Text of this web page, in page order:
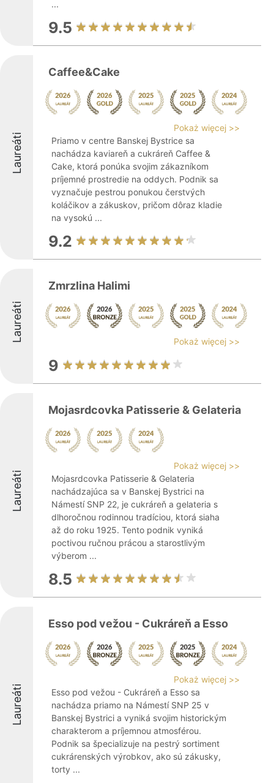
...
9.5
Laureáti
Caffee&Cake
Pokaż więcej >>
Priamo v centre Banskej Bystrice sa
nachádza kaviareň a cukráreň Caffee &
Cake, ktorá ponúka svojim zákazníkom
príjemné prostredie na oddych. Podnik sa
vyznačuje pestrou ponukou čerstvých
koláčikov a zákuskov, pričom dôraz kladie
na vysokú ...
9.2
Laureáti
Zmrzlina Halimi
Pokaż więcej >>
9
Laureáti
Mojasrdcovka Patisserie & Gelateria
Pokaż więcej >>
Mojasrdcovka Patisserie & Gelateria
nachádzajúca sa v Banskej Bystrici na
Námestí SNP 22, je cukráreň a gelateria s
dlhoročnou rodinnou tradíciou, ktorá siaha
až do roku 1925. Tento podnik vyniká
poctivou ručnou prácou a starostlivým
výberom ...
8.5
Laureáti
Esso pod vežou - Cukráreň a Esso
Pokaż więcej >>
Esso pod vežou - Cukráreň a Esso sa
nachádza priamo na Námestí SNP 25 v
Banskej Bystrici a vyniká svojim historickým
charakterom a príjemnou atmosférou.
Podnik sa špecializuje na pestrý sortiment
cukrárenských výrobkov, ako sú zákusky,
torty ...